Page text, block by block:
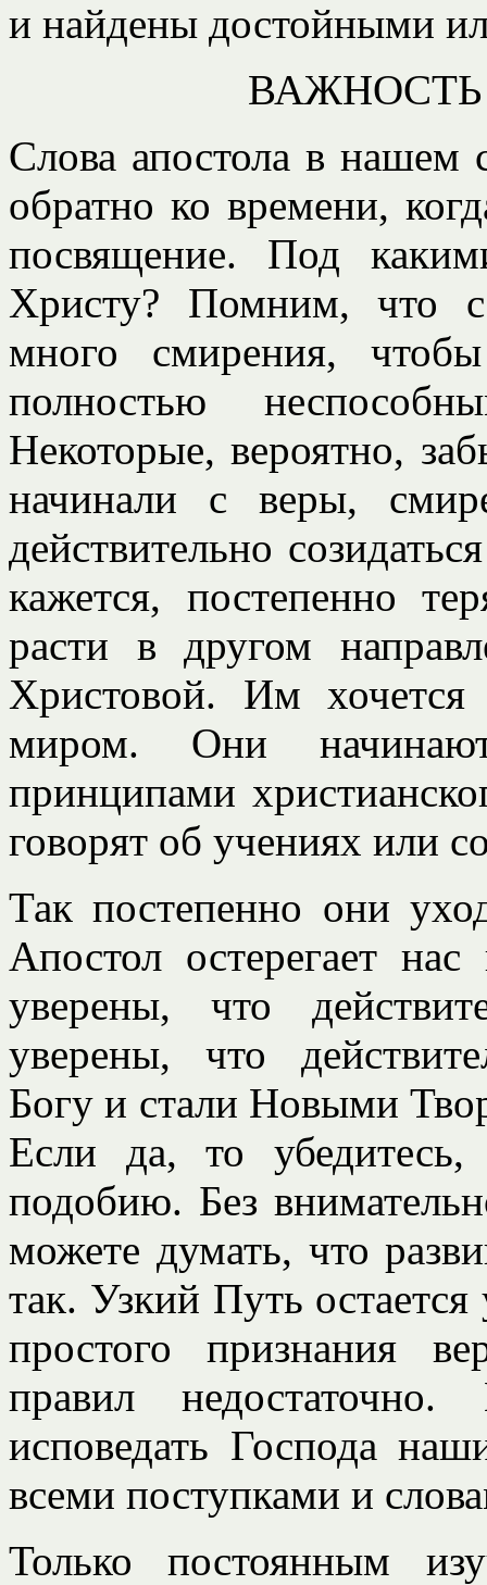
и найдены достойными
Слова апостола в нашем
обратно ко времени,
посвящение. Под
Христу? Помним, что с
много смирения,
полностью
Некоторые, вероятно,
начинали с веры,
действительно
кажется, постепенно
расти в другом
Христовой. Им хочется
миром. Они начинают
принципами
говорят об учениях или
Так постепенно они
Апостол остерегает
уверены, что
уверены, что
Богу и стали Новыми
Если да, то
подобию. Без
можете думать, что
так. Узкий Путь
простого признания
правил
исповедать Господа
всеми поступками и
Только постоянным